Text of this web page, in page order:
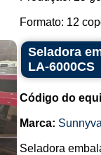
Formato: 12
Seladora
LA-6000CS
Código do
Marca:
Seladora